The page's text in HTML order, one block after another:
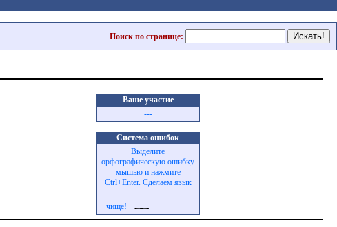
Поиск по странице:
Ваше участие
---
Система ошибок
Выделите
орфографическую ошибку
мышью и нажмите
Ctrl+Enter. Сделаем язык
чище!